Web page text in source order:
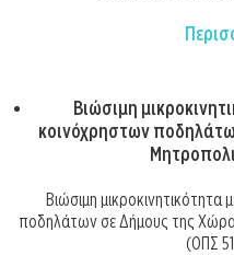
Βιώσιμη
κοινόχρηστων
Βιώσιμη
ποδηλάτων σε Δήμους της
(ΟΠΣ